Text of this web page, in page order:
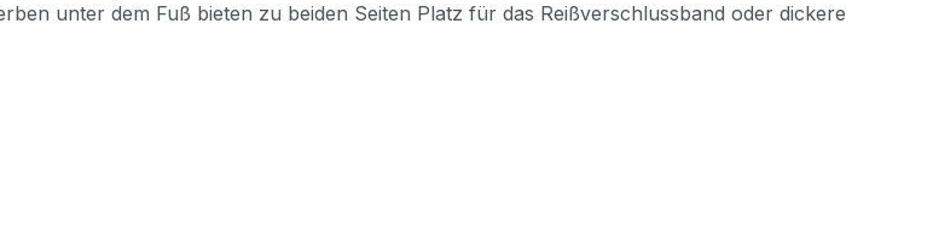
unter dem Fuß bieten zu beiden Seiten Platz für das Reißverschlussband oder dickere